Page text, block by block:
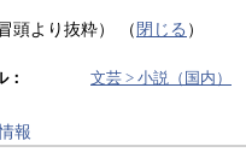
頭より抜粋） （ 閉じる ）
： 文芸 > 小説（国内）
報